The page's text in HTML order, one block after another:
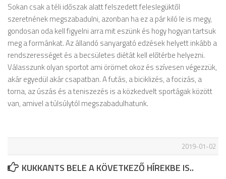
Sokan csak a téli időszak alatt felszedett feleslegüktől
szeretnének megszabadulni, azonban ha ez a pár kiló le is megy,
gondosan oda kell figyelni arra mit eszünk és hogy hogyan tartsuk
meg a formánkat. Az állandó sanyargató edzések helyett inkább a
rendszerességet és a becsületes diétát kell előtérbe helyezni.
Válasszunk olyan sportot ami örömet okoz és szívesen végezzük,
akár egyedül akár csapatban. A futás, a biciklizés, a focizás, a
torna, az úszás és a teniszezés is a közkedvelt sportágak között
van, amivel a túlsúlytól megszabadulhatunk.
2019-01-02
KUKKANTS BELE A KÖVETKEZŐ HÍREKBE IS..